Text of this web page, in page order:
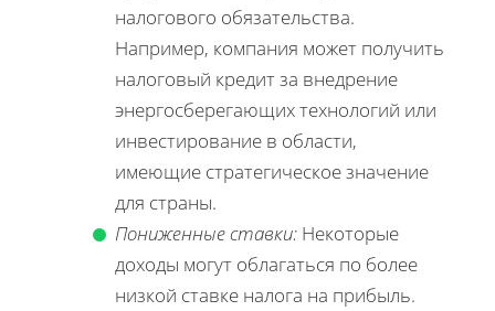
налогового обязательства.
Например, компания может получить
налоговый кредит за внедрение
энергосберегающих технологий или
инвестирование в области,
имеющие стратегическое значение
для страны.
Пониженные ставки: Некоторые
доходы могут облагаться по более
низкой ставке налога на прибыль.